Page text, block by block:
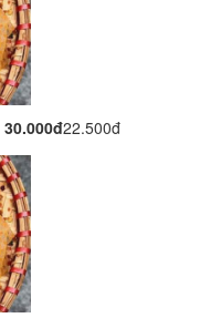
30.000đ22.500đ